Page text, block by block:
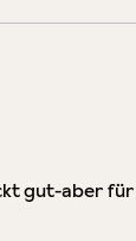
5 Sternen
gut-aber